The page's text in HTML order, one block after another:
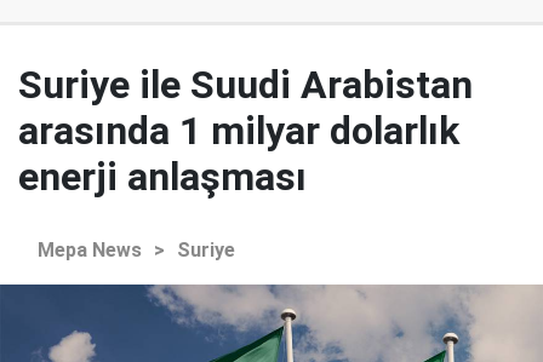
Suriye ile Suudi Arabistan
arasında 1 milyar dolarlık
enerji anlaşması
Mepa News > Suriye